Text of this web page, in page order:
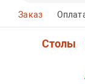
Заказ
Столы